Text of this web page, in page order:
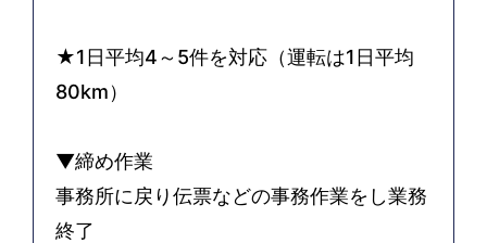
★1日平均4～5件を対応（運転は1日平均
80km）
▼締め作業
事務所に戻り伝票などの事務作業をし業務
終了